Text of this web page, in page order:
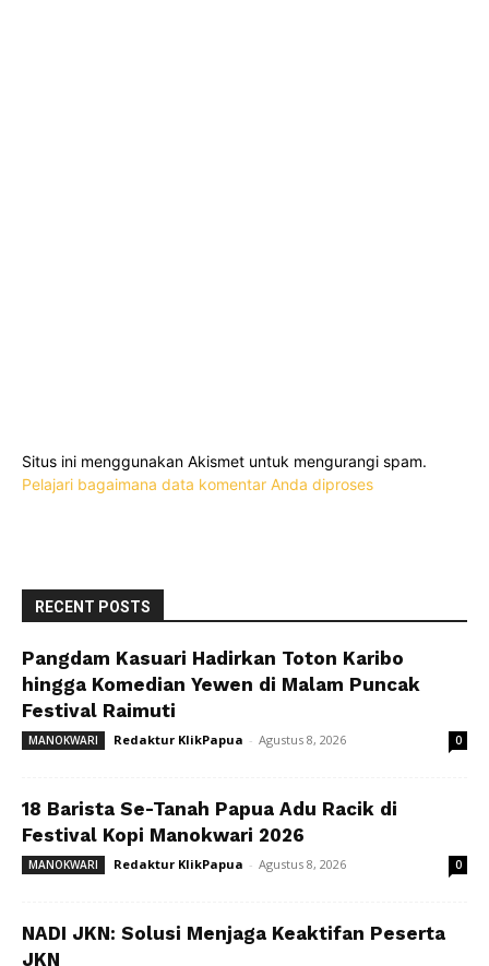
Situs ini menggunakan Akismet untuk mengurangi spam.
Pelajari bagaimana data komentar Anda diproses
RECENT POSTS
Pangdam Kasuari Hadirkan Toton Karibo
hingga Komedian Yewen di Malam Puncak
Festival Raimuti
MANOKWARI Redaktur KlikPapua - Agustus 8, 2026 0
18 Barista Se-Tanah Papua Adu Racik di
Festival Kopi Manokwari 2026
MANOKWARI Redaktur KlikPapua - Agustus 8, 2026 0
NADI JKN: Solusi Menjaga Keaktifan Peserta
JKN